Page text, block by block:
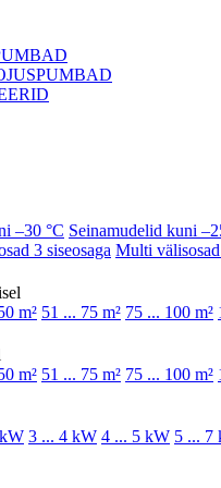
–30 °C Seinamudelid kuni
3 siseosaga Multi välisosad
m² 51 ... 75 m² 75 ... 100 m²
m² 51 ... 75 m² 75 ... 100 m²
3 ... 4 kW 4 ... 5 kW 5 ... 7